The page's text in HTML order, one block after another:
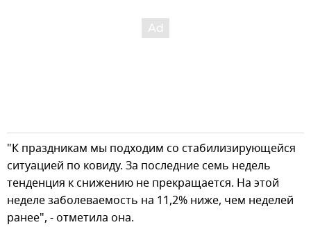
"К праздникам мы подходим со стабилизирующейся
ситуацией по ковиду. За последние семь недель
тенденция к снижению не прекращается. На этой
неделе заболеваемость на 11,2% ниже, чем неделей
ранее", - отметила она.